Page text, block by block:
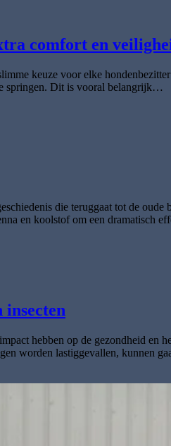
comfort en
keuze voor elke
springen. Dit is vooral belangrijk…
die teruggaat tot de
en koolstof om een dramatisch
insecten
hebben op de gezondheid en
worden lastiggevallen, kunnen